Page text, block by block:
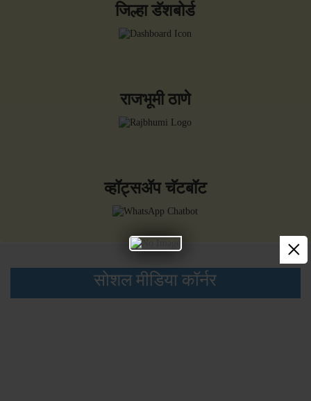
×
जिल्हा डॅशबोर्ड
राजभूमी ठाणे
व्हॉट्सॲप चॅटबॉट
सोशल मीडिया कॉर्नर